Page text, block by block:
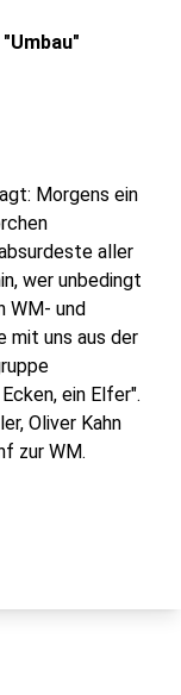
Morgens ein
aller
wer unbedingt
WM- und
mit uns aus der
ein Elfer".
Oliver Kahn
zur WM.